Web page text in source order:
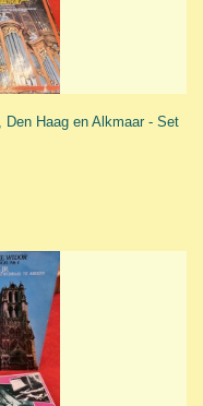
Haag en Alkmaar - Set